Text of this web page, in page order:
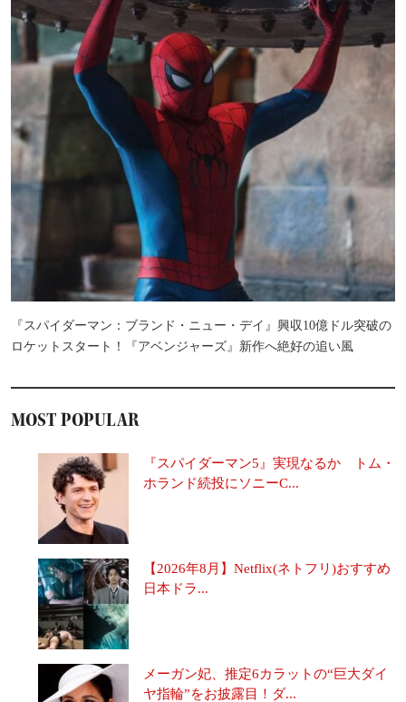
『スパイダーマン：ブランド・ニュー・デイ』興収10億ドル突破の
ロケットスタート！『アベンジャーズ』新作へ絶好の追い風
MOST POPULAR
『スパイダーマン5』実現なるか トム・
ホランド続投にソニーC...
【2026年8月】Netflix(ネトフリ)おすすめ
日本ドラ...
メーガン妃、推定6カラットの“巨大ダイ
ヤ指輪”をお披露目！ダ...